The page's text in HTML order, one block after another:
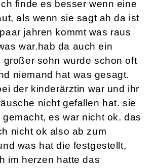
finde es besser wenn eine
als wenn sie sagt ah da ist
jahren kommt was raus
war.hab da auch ein
großer sohn wurde schon oft
niemand hat was gesagt.
der kinderärztin war und ihr
nicht gefallen hat. sie
gemacht, es war nicht ok. das
nicht ok also ab zum
was hat die festgestellt,
im herzen hatte das